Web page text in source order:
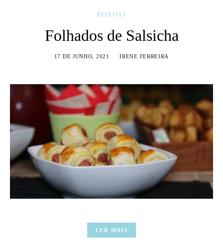
RECEITAS
Folhados de Salsicha
17 DE JUNHO, 2021 IRENE FERREIRA
LER MAIS